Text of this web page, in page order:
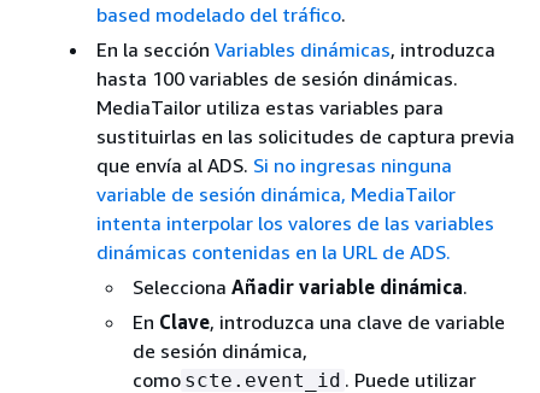
based modelado del tráfico.
En la sección Variables dinámicas, introduzca
hasta 100 variables de sesión dinámicas.
MediaTailor utiliza estas variables para
sustituirlas en las solicitudes de captura previa
que envía al ADS. Si no ingresas ninguna
variable de sesión dinámica, MediaTailor
intenta interpolar los valores de las variables
dinámicas contenidas en la URL de ADS.
Selecciona Añadir variable dinámica.
En Clave, introduzca una clave de variable
de sesión dinámica,
como scte.event_id . Puede utilizar